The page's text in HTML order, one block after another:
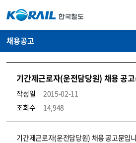
채용공고
기간제근로자(운전담당원) 채용 공
작성일
2015-02-11
조회수
14,948
코레일소개_경영공시_채용공고 상세보기 – 내용, 파일, 담당자 연락처로 구성
기간제근로자(운전담당원) 채용 공고문입